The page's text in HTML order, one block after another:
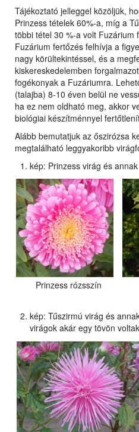
Tájékoztató jelleggel közöljük,
Prinzess tételek 60%-a, míg a
többi tétel 30 %-a volt Fuzárium
Fuzárium fertőzés felhívja a
nagy körültekintéssel, és a
kiskereskedelemben
fogékonyak a Fuzáriumra.
(talajba) 8-10 éven belül ne
ha ez nem oldható meg, akkor
biológiai készítménnyel
Alább bemutatjuk az őszirózsa
megtalálható leggyakoribb
kép: Prinzess virág és
Prinzess rózsszín
kép: Tűszirmú virág és
virágok akár egy tövön